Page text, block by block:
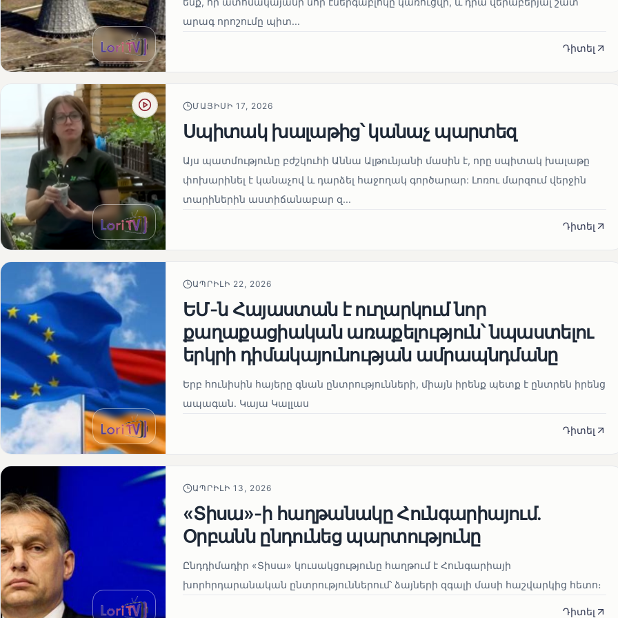
արագ որոշումը պիտ...
Դիտել
ՄԱՅԻՍԻ 17, 2026
Սպիտակ խալաթից՝ կանաչ պարտեզ
Այս պատմությունը բժշկուհի Աննա Ալթունյանի մասին է, որը սպիտակ խալաթը
փոխարինել է կանաչով և դարձել հաջողակ գործարար: Լոռու մարզում վերջին
տարիներին աստիճանաբար զ...
Դիտել
ԱՊՐԻԼԻ 22, 2026
ԵՄ-ն Հայաստան է ուղարկում նոր
քաղաքացիական առաքելություն՝ նպաստելու
երկրի դիմակայունության ամրապնդմանը
Երբ հունիսին հայերը գնան ընտրությունների, միայն իրենք պետք է ընտրեն իրենց
ապագան. Կայա Կալլաս
Դիտել
ԱՊՐԻԼԻ 13, 2026
«Տիսա»-ի հաղթանակը Հունգարիայում․
Օրբանն ընդունեց պարտությունը
Ընդդիմադիր «Տիսա» կուսակցությունը հաղթում է Հունգարիայի
խորհրդարանական ընտրություններում՝ ձայների զգալի մասի հաշվարկից հետո։
Դիտել